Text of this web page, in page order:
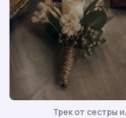
Трек от сестры